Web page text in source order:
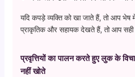
यदि कपड़े व्यक्ति को खा जाते हैं, तो आप
प्राकृतिक और सहायक देखते हैं, तो आप सही
प्रवृत्तियों का पालन करते हुए लुक के
नहीं खोते